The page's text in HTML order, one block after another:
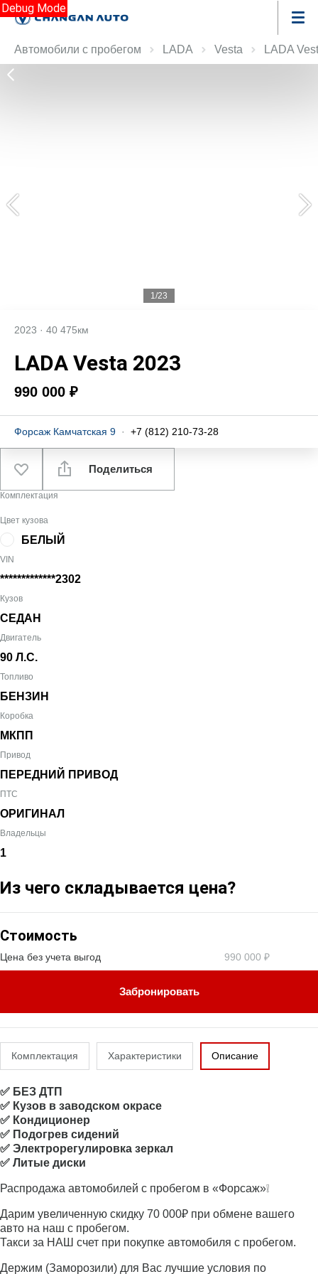
Debug Mode
Автомобили с пробегом LADA Vesta LADA
1/23
2023 · 40 475км
LADA Vesta 2023
990 000 ₽
Форсаж Камчатская 9 · +7 (812) 210-73-28
Поделиться
Комплектация
Цвет кузова
БЕЛЫЙ
VIN
*************2302
Кузов
СЕДАН
Двигатель
90 Л.С.
Топливо
БЕНЗИН
Коробка
МКПП
Привод
ПЕРЕДНИЙ ПРИВОД
ПТС
ОРИГИНАЛ
Владельцы
1
Из чего складывается цена?
Стоимость
Цена без учета выгод 990 000 ₽
Забронировать
Комплектация Характеристики Описание
✅ БЕЗ ДТП
✅ Кузов в заводском окрасе
✅ Кондиционер
✅ Подогрев сидений
✅ Электрорегулировка зеркал
✅ Литые диски
Распродажа автомобилей с пробегом в «Форсаж»❕
Дарим увеличенную скидку 70 000₽ при обмене вашего
авто на наш с пробегом.
Такси за НАШ счет при покупке автомобиля с пробегом.
Держим (Заморозили) для Вас лучшие условия по